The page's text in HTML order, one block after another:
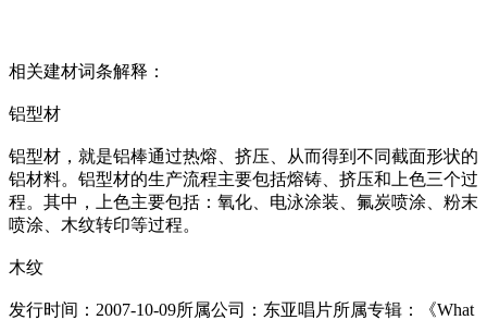
相关建材词条解释：
铝型材
铝型材，就是铝棒通过热熔、挤压、从而得到不同截面形状的
铝材料。铝型材的生产流程主要包括熔铸、挤压和上色三个过
程。其中，上色主要包括：氧化、电泳涂装、氟炭喷涂、粉末
喷涂、木纹转印等过程。
木纹
发行时间：2007-10-09所属公司：东亚唱片所属专辑：《What